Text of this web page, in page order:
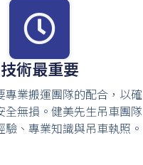
技術最重要
專業搬運團隊的配合，以確
全無損。健美先生吊車團隊
驗、專業知識與吊車執照。